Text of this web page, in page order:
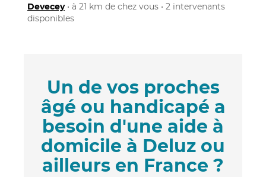
Devecey• à 21 km de chez vous • 2 intervenants
disponibles
Un de vos proches
âgé ou handicapé a
besoin d'une aide à
domicile à Deluz ou
ailleurs en France ?